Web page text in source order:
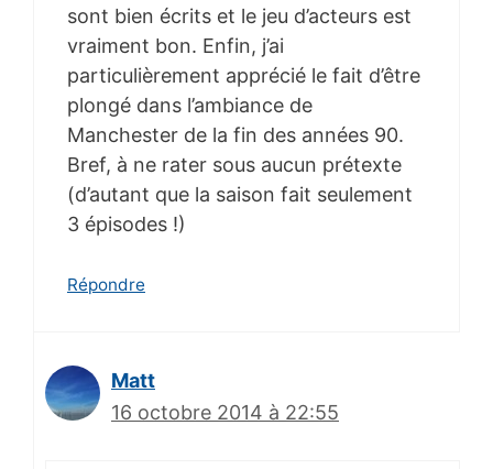
sont bien écrits et le jeu d’acteurs est
vraiment bon. Enfin, j’ai
particulièrement apprécié le fait d’être
plongé dans l’ambiance de
Manchester de la fin des années 90.
Bref, à ne rater sous aucun prétexte
(d’autant que la saison fait seulement
3 épisodes !)
Répondre
Matt
16 octobre 2014 à 22:55